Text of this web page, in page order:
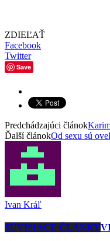
ZDIEĽAŤ
Facebook
Twitter
Save
Predchádzajúci článok
Ďalší článokOd sexu sú
Ivan Kráľ
SÚVISIACE ČLÁNKY